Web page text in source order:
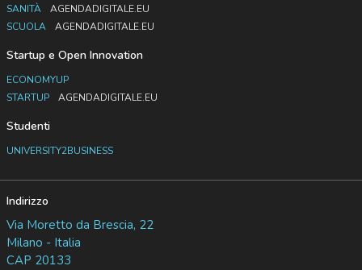
SANITÀ
AGENDADIGITALE.EU
SCUOLA
AGENDADIGITALE.EU
Startup e Open Innovation
ECONOMYUP
STARTUP
AGENDADIGITALE.EU
Studenti
UNIVERSITY2BUSINESS
Indirizzo
Via Moretto da Brescia, 22
Milano - Italia
CAP 20133